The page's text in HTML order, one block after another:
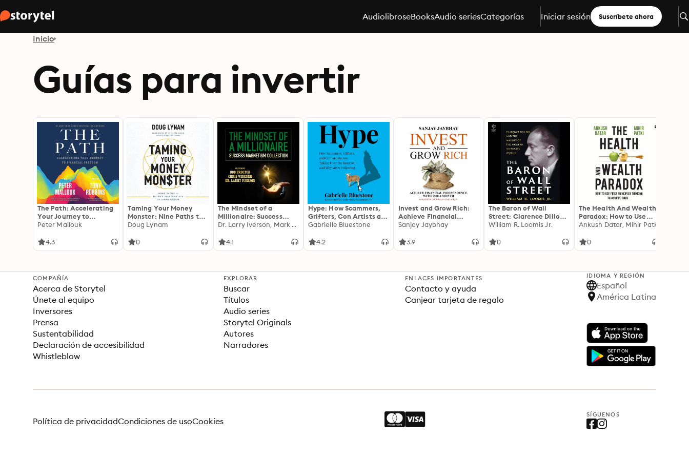
AudiolibroseBooksAudio seriesCategorías Iniciar sesión Suscríbete ahora
Inicio
Guías para invertir
The Path: Accelerating
Your Journey to
Financial Freedom
Peter Mallouk
4.3
Taming Your Money
Monster: Nine Paths to
Money Mastery with the
Doug Lynam
0
The Mindset of a
Millionaire: Success
Magnetism Collection Dr. Larry Iverson, Mark Victor Hansen, Chris Widener, Debbie Allen, Bob Proctor, Loral Langemeier, James Malinchak, Sherrin Ross Ingram, Pamela Jett, Charley Tremendous Jones
4.1
Hype: How Scammers,
Grifters, Con Artists and
Influencers Are Taking
Why We're Following
Gabrielle Bluestone
4.2
Invest and Grow Rich:
Achieve Financial
Independence with $500
Sanjay Jaybhay
3.9
The Baron of Wall
Street: Clarence Dillon
and the Making of the
William R. Loomis Jr.
0
The Health And Wealth
Paradox: How to Use
First Principles Thinking
Ankush Datar, Mihir Patki
0
COMPAÑÍA
Acerca de Storytel
Únete al equipo
Inversores
Prensa
Sustentabilidad
Declaración de accesibilidad
Whistleblow
EXPLORAR
Buscar
Títulos
Audio series
Storytel Originals
Autores
Narradores
ENLACES IMPORTANTES
Contacto y ayuda
Canjear tarjeta de regalo
IDIOMA Y REGIÓN
Español
América Latina
SÍGUENOS
Política de privacidadCondiciones de usoCookies